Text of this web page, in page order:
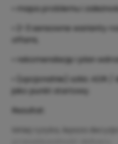
• mapa problemu i
• 2–3 sensowne warianty
offami,
• rekomendację i plan
• (opcjonalnie) szkic ADR
jako punkt startowy.
Rezultat: